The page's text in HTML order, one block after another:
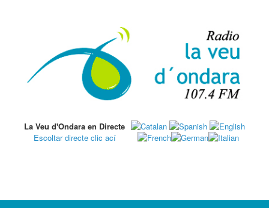
La Veu d'Ondara en Directe
Escoltar directe clic ací